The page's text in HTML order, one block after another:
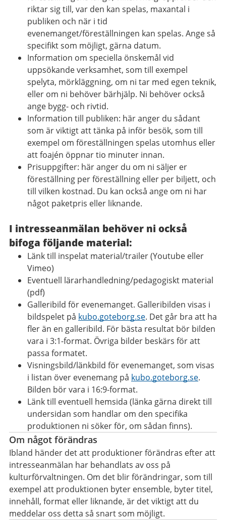
riktar sig till, var den kan spelas, maxantal i
publiken och när i tid
evenemanget/föreställningen kan spelas. Ange så
specifikt som möjligt, gärna datum.
Information om speciella önskemål vid
uppsökande verksamhet, som till exempel
spelyta, mörkläggning, om ni tar med egen teknik,
eller om ni behöver bärhjälp. Ni behöver också
ange bygg- och rivtid.
Information till publiken: här anger du sådant
som är viktigt att tänka på inför besök, som till
exempel om föreställningen spelas utomhus eller
att foajén öppnar tio minuter innan.
Prisuppgifter: här anger du om ni säljer er
föreställning per föreställning eller per biljett, och
till vilken kostnad. Du kan också ange om ni har
något paketpris eller liknande.
I intresseanmälan behöver ni också
bifoga följande material:
Länk till inspelat material/trailer (Youtube eller
Vimeo)
Eventuell lärarhandledning/pedagogiskt material
(pdf)
Galleribild för evenemanget. Galleribilden visas i
bildspelet på kubo.goteborg.se. Det går bra att ha
fler än en galleribild. För bästa resultat bör bilden
vara i 3:1-format. Övriga bilder beskärs för att
passa formatet.
Visningsbild/länkbild för evenemanget, som visas
i listan över evenemang på kubo.goteborg.se.
Bilden bör vara i 16:9-format.
Länk till eventuell hemsida (länka gärna direkt till
undersidan som handlar om den specifika
produktionen ni söker för, om sådan finns).
Om något förändras
Ibland händer det att produktioner förändras efter att
intresseanmälan har behandlats av oss på
kulturförvaltningen. Om det blir förändringar, som till
exempel att produktionen byter ensemble, byter titel,
innehåll, format eller liknande, är det viktigt att du
meddelar oss detta så snart som möjligt.